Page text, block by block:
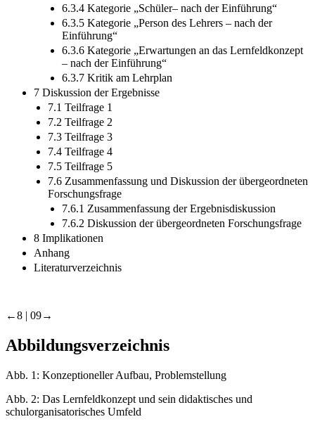
6.3.4 Kategorie „Schüler– nach der Einführung“
6.3.5 Kategorie „Person des Lehrers – nach der
Einführung“
6.3.6 Kategorie „Erwartungen an das Lernfeldkonzept
– nach der Einführung“
6.3.7 Kritik am Lehrplan
7 Diskussion der Ergebnisse
7.1 Teilfrage 1
7.2 Teilfrage 2
7.3 Teilfrage 3
7.4 Teilfrage 4
7.5 Teilfrage 5
7.6 Zusammenfassung und Diskussion der übergeordneten
Forschungsfrage
7.6.1 Zusammenfassung der Ergebnisdiskussion
7.6.2 Diskussion der übergeordneten Forschungsfrage
8 Implikationen
Anhang
Literaturverzeichnis
←8 | 09→
Abbildungsverzeichnis
Abb. 1: Konzeptioneller Aufbau, Problemstellung
Abb. 2: Das Lernfeldkonzept und sein didaktisches und
schulorganisatorisches Umfeld